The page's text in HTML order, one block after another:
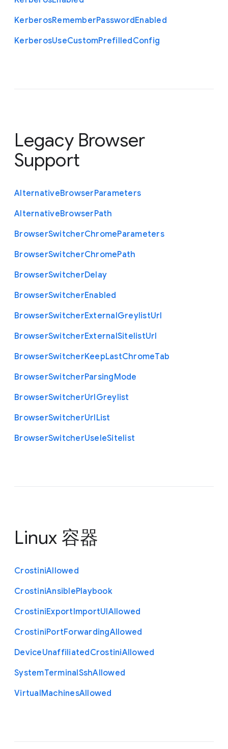
KerberosRememberPasswordEnabled
KerberosUseCustomPrefilledConfig
Legacy Browser
Support
AlternativeBrowserParameters
AlternativeBrowserPath
BrowserSwitcherChromeParameters
BrowserSwitcherChromePath
BrowserSwitcherDelay
BrowserSwitcherEnabled
BrowserSwitcherExternalGreylistUrl
BrowserSwitcherExternalSitelistUrl
BrowserSwitcherKeepLastChromeTab
BrowserSwitcherParsingMode
BrowserSwitcherUrlGreylist
BrowserSwitcherUrlList
BrowserSwitcherUseIeSitelist
Linux 容器
CrostiniAllowed
CrostiniAnsiblePlaybook
CrostiniExportImportUIAllowed
CrostiniPortForwardingAllowed
DeviceUnaffiliatedCrostiniAllowed
SystemTerminalSshAllowed
VirtualMachinesAllowed